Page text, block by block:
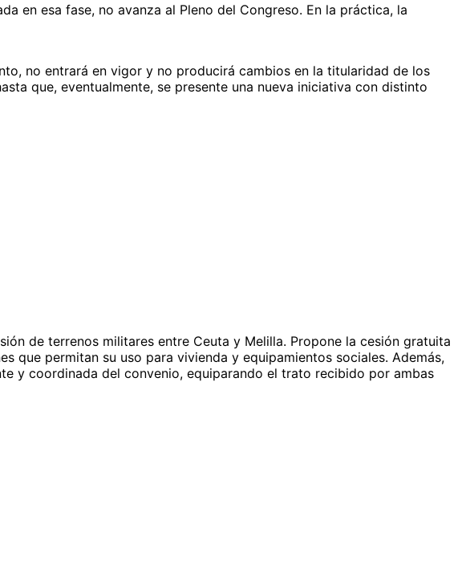
en esa fase, no avanza al Pleno del Congreso. En la práctica, la
no entrará en vigor y no producirá cambios en la titularidad de los
que, eventualmente, se presente una nueva iniciativa con distinto
de terrenos militares entre Ceuta y Melilla. Propone la cesión gratuita
que permitan su uso para vivienda y equipamientos sociales. Además,
y coordinada del convenio, equiparando el trato recibido por ambas